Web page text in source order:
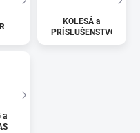
KOLESÁ a
PRÍSLUŠENSTVO
a